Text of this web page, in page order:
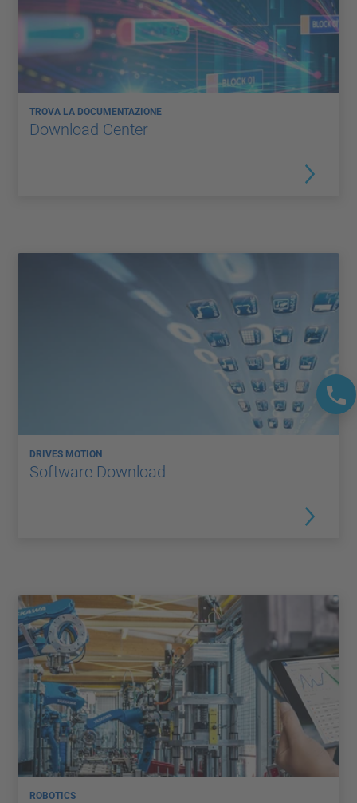
TROVA LA DOCUMENTAZIONE
Download Center
DRIVES MOTION
Software Download
ROBOTICS